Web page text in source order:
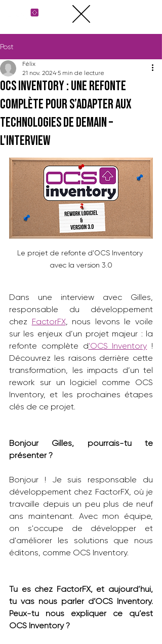
Post
OCS Inventory : une refonte
complète pour s’adapter aux
technologies de demain –
l'interview
Félix
21 nov. 2024 5 min de lecture
Le projet de refonte d'OCS Inventory
avec la version 3.0
Dans une interview avec Gilles,
responsable du développement
chez FactorFX, nous levons le voile
sur les enjeux d’un projet majeur : la
refonte complète d'OCS Inventory !
Découvrez les raisons derrière cette
transformation, les impacts d’un tel
rework sur un logiciel comme OCS
Inventory, et les prochaines étapes
clés de ce projet.
Bonjour Gilles, pourrais-tu te
présenter ?
Bonjour ! Je suis responsable du
développement chez FactorFX, où je
travaille depuis un peu plus de neuf
ans maintenant. Avec mon équipe,
on s'occupe de développer et
d'améliorer les solutions que nous
éditons, comme OCS Inventory.
Tu es chez FactorFX, et aujourd’hui,
tu vas nous parler d’OCS Inventory.
Peux-tu nous expliquer ce qu’est
OCS Inventory ?